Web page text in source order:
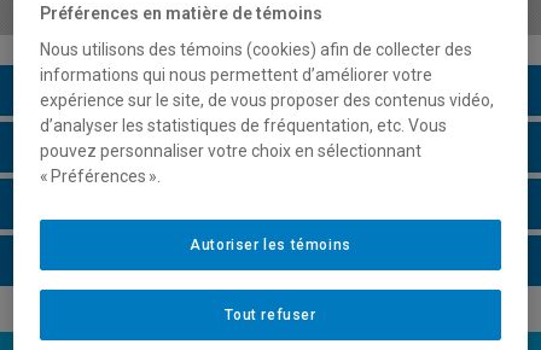
Description du cours
Horaire - Été 2026
Préférences en matière de témoins
Nous utilisons des témoins (cookies) afin de collecter des
informations qui nous permettent d’améliorer votre
expérience sur le site, de vous proposer des contenus vidéo,
d’analyser les statistiques de fréquentation, etc. Vous
pouvez personnaliser votre choix en sélectionnant
« Préférences ».
Tout refuser
Autoriser les témoins